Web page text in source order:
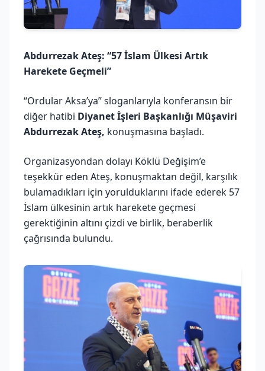
Abdurrezak Ateş: “57 İslam Ülkesi Artık
Harekete Geçmeli”
“Ordular Aksa’ya” sloganlarıyla konferansın bir
diğer hatibi Diyanet İşleri Başkanlığı Müşaviri
Abdurrezak Ateş, konuşmasına başladı.
Organizasyondan dolayı Köklü Değişim’e
teşekkür eden Ateş, konuşmaktan değil, karşılık
bulamadıkları için yorulduklarını ifade ederek 57
İslam ülkesinin artık harekete geçmesi
gerektiğinin altını çizdi ve birlik, beraberlik
çağrısında bulundu.